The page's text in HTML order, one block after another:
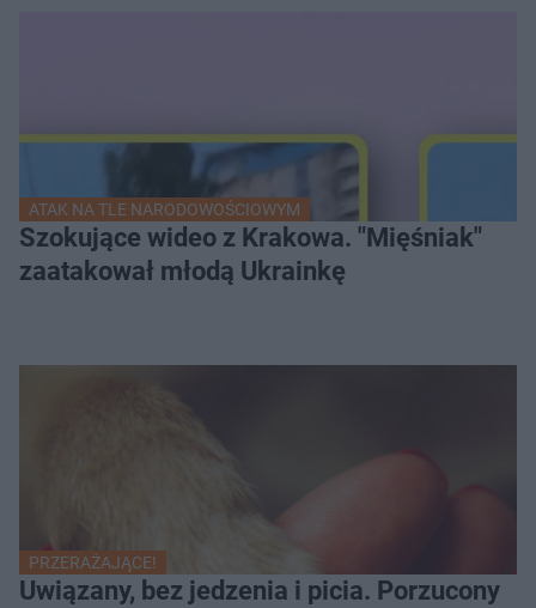
ATAK NA TLE NARODOWOŚCIOWYM
Szokujące wideo z Krakowa. "Mięśniak"
zaatakował młodą Ukrainkę
PRZERAŻAJĄCE!
Uwiązany, bez jedzenia i picia. Porzucony